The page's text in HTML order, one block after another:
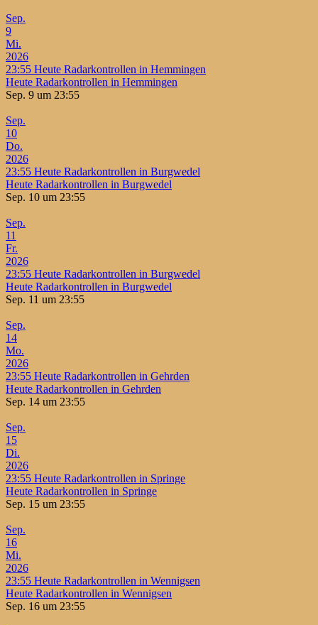
Sep.
9
Mi.
2026
23:55 Heute Radarkontrollen in Hemmingen
Heute Radarkontrollen in Hemmingen
Sep. 9 um 23:55
Sep.
10
Do.
2026
23:55 Heute Radarkontrollen in Burgwedel
Heute Radarkontrollen in Burgwedel
Sep. 10 um 23:55
Sep.
11
Fr.
2026
23:55 Heute Radarkontrollen in Burgwedel
Heute Radarkontrollen in Burgwedel
Sep. 11 um 23:55
Sep.
14
Mo.
2026
23:55 Heute Radarkontrollen in Gehrden
Heute Radarkontrollen in Gehrden
Sep. 14 um 23:55
Sep.
15
Di.
2026
23:55 Heute Radarkontrollen in Springe
Heute Radarkontrollen in Springe
Sep. 15 um 23:55
Sep.
16
Mi.
2026
23:55 Heute Radarkontrollen in Wennigsen
Heute Radarkontrollen in Wennigsen
Sep. 16 um 23:55